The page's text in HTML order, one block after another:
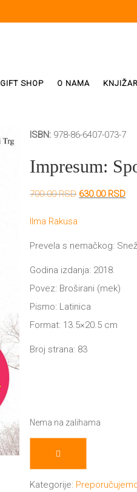
GIFT SHOP O NAMA
ISBN: 978-86-6407-073-7
Impresum:
700.00RSD Originalna
700.00 RSD.
630.00 RSD
Ilma Rakusa
Prevela s nemačkog:
Godina izdanja: 2018.
Povez: Broširani (mek)
Pismo: Latinica
Format: 13.5×20.5 cm
Broj strana: 83
Nema na zalihama
Kategorije: